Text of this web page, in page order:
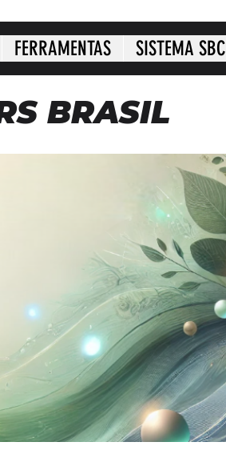
FERRAMENTAS SISTEMA SBC
BRASIL